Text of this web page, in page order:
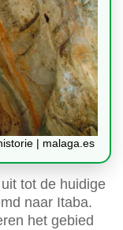
| malaga.es
tot de huidige
naar Itaba.
het gebied